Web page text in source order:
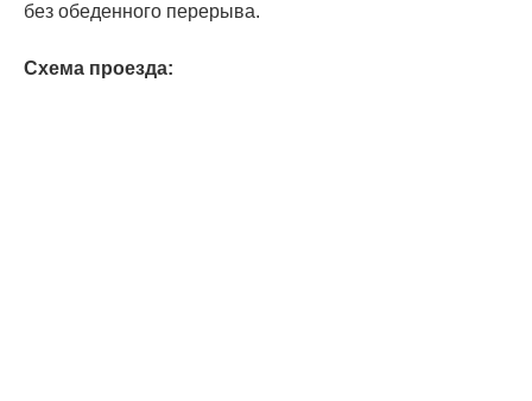
без обеденного перерыва.
Схема проезда: